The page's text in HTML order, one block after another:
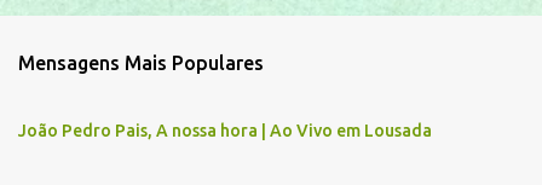
e
t
Mensagens Mais Populares
João Pedro Pais, A nossa hora | Ao Vivo em Lousada